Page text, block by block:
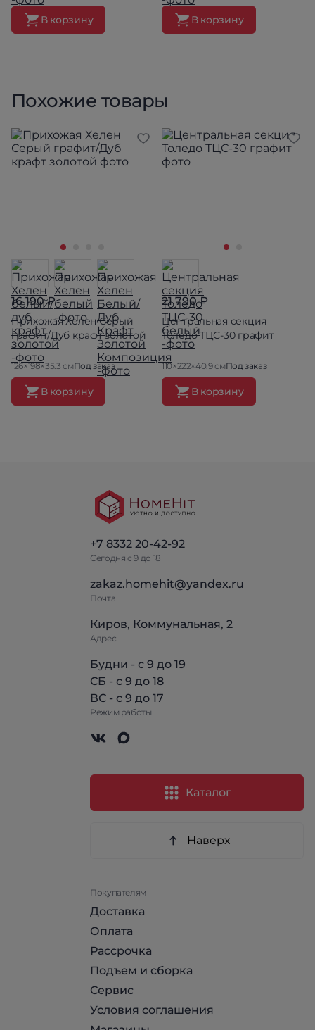
В корзину В корзину
Похожие товары
16 190 ₽
Прихожая Хелен Серый
графит/Дуб крафт золотой
126×198×35.3 смПод заказ
В корзину
21 790 ₽
Центральная секция
Толедо ТЦС-30 графит
110×222×40.9 смПод заказ
В корзину
+7 8332 20-42-92
Сегодня с 9 до 18
zakaz.homehit@yandex.ru
Почта
Киров, Коммунальная, 2
Адрес
Будни - с 9 до 19
СБ - с 9 до 18
ВС - с 9 до 17
Режим работы
Каталог
Наверх
Покупателям
Доставка
Оплата
Рассрочка
Подъем и сборка
Сервис
Условия соглашения